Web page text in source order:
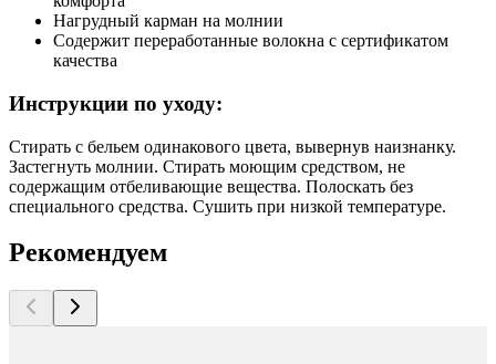
Нагрудный карман на молнии
Содержит переработанные волокна с сертификатом
качества
Инструкции по уходу:
Стирать с бельем одинакового цвета, вывернув наизнанку.
Застегнуть молнии. Стирать моющим средством, не
содержащим отбеливающие вещества. Полоскать без
специального средства. Сушить при низкой температуре.
Рекомендуем